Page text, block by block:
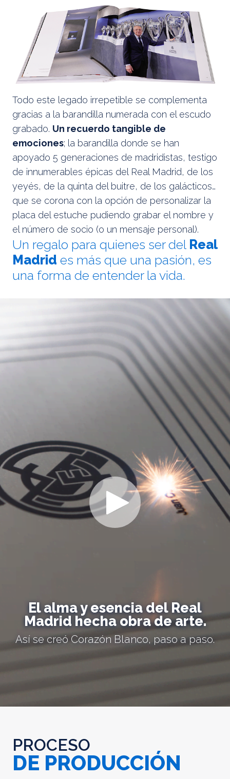
Todo este legado irrepetible se complementa
gracias a la barandilla numerada con el escudo
grabado. Un recuerdo tangible de
emociones; la barandilla donde se han
apoyado 5 generaciones de madridistas, testigo
de innumerables épicas del Real Madrid, de los
yeyés, de la quinta del buitre, de los galácticos…
que se corona con la opción de personalizar la
placa del estuche pudiendo grabar el nombre y
el número de socio (o un mensaje personal).
Un regalo para quienes ser del Real
Madrid es más que una pasión, es
una forma de entender la vida.
El alma y esencia del Real
Madrid hecha obra de arte.
Así se creó Corazón Blanco, paso a paso.
PROCESO
DE PRODUCCIÓN